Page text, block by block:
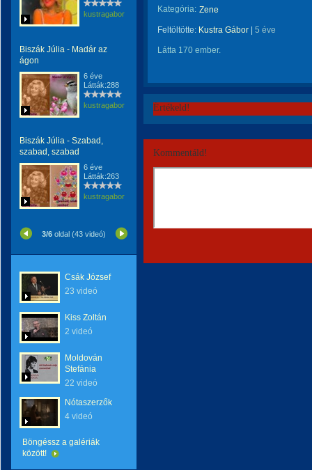
kustragabor
Biszák Júlia - Madár az
ágon
6 éve
Látták:288
kustragabor
Biszák Júlia - Szabad,
szabad, szabad
6 éve
Látták:263
kustragabor
3/6 oldal (43 videó)
Csák József
23 videó
Kiss Zoltán
2 videó
Moldován
Stefánia
22 videó
Nótaszerzők
4 videó
Böngéssz a galériák
között!
Kategória: Zene
Feltöltötte: Kustra Gábor 5 éve
Látta 170 ember.
Értékeld!
Kommentáld!